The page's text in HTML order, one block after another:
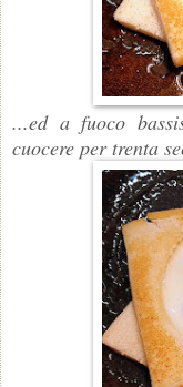
...ed a fuoco
cuocere per trenta